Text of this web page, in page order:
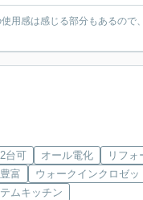
用感は感じる部分もあるので
台可 オール電化
リフォ
富
ウォークインクロゼッ
ムキッチン